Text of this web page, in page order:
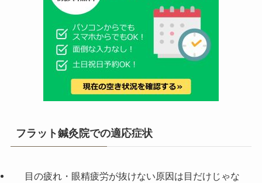
フラット鍼灸院での適応症状
目の疲れ・眼精疲労が抜けない原因は目だけじゃな